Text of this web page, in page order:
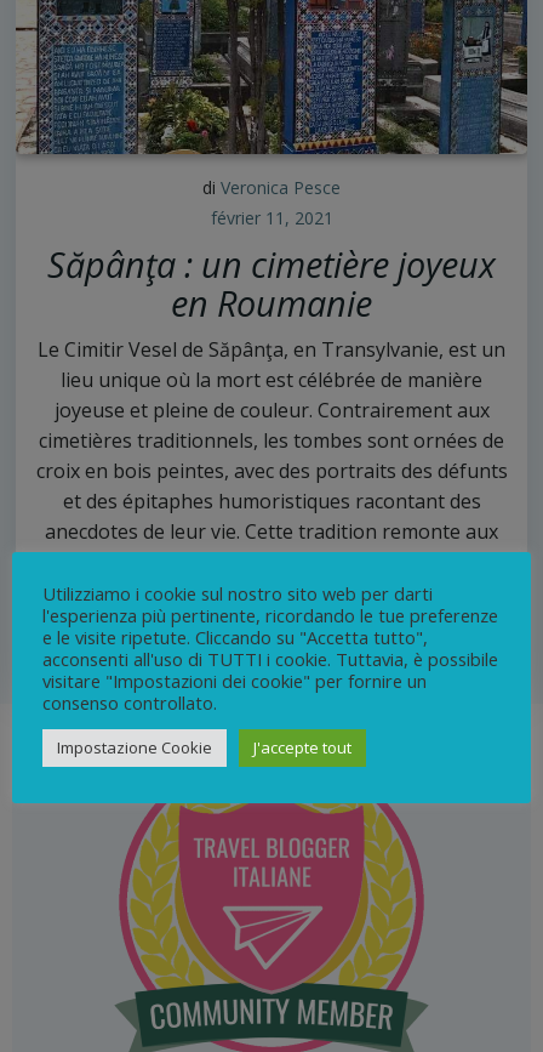
di Veronica Pesce
février 11, 2021
Săpânţa : un cimetière joyeux
en Roumanie
Le Cimitir Vesel de Săpânţa, en Transylvanie, est un
lieu unique où la mort est célébrée de manière
joyeuse et pleine de couleur. Contrairement aux
cimetières traditionnels, les tombes sont ornées de
croix en bois peintes, avec des portraits des défunts
et des épitaphes humoristiques racontant des
anecdotes de leur vie. Cette tradition remonte aux
comme un passage plutôt qu’une fin tragique.
0 continua
Utilizziamo i cookie sul nostro sito web per darti
l'esperienza più pertinente, ricordando le tue preferenze
e le visite ripetute. Cliccando su "Accetta tutto",
acconsenti all'uso di TUTTI i cookie. Tuttavia, è possibile
visitare "Impostazioni dei cookie" per fornire un
consenso controllato.
Impostazione Cookie J'accepte tout